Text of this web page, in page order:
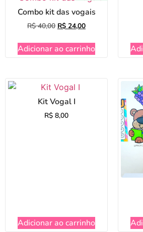
Combo kit das vogais
R$40,00 R$ 24,00
Adicionar ao carrinho
Kit Vogal I
R$ 8,00
Adicionar ao carrinho